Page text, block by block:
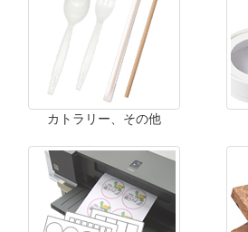
カトラリー、その他